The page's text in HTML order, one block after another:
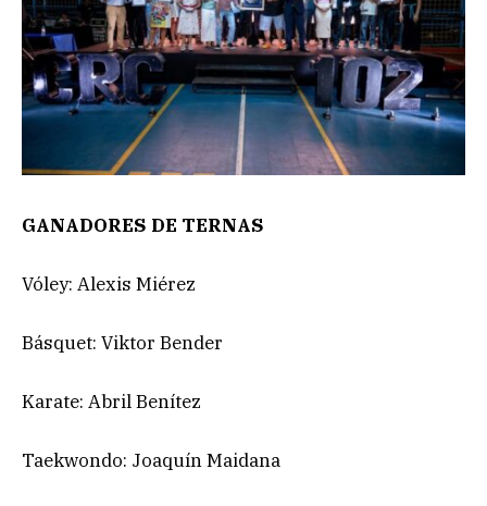
GANADORES DE TERNAS
Vóley: Alexis Miérez
Básquet: Viktor Bender
Karate: Abril Benítez
Taekwondo: Joaquín Maidana